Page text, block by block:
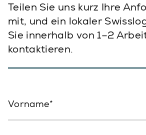
Teilen Sie uns kurz Ihre
mit, und ein lokaler
Sie innerhalb von 1–2
kontaktieren.
Vorname